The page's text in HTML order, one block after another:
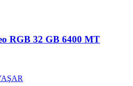
RGB 32 GB 6400 MT